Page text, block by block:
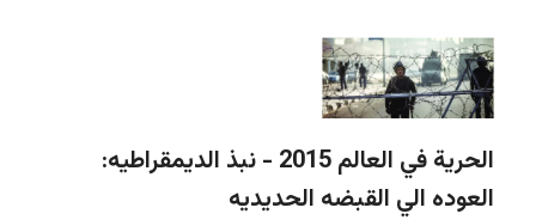
الحرية في العالم 2015 - نبذ الديمقراطيه:
العوده الي القبضه الحديديه